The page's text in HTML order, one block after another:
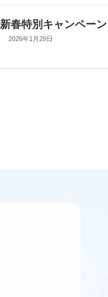
新春特別キャンペーン
2026年1月29日